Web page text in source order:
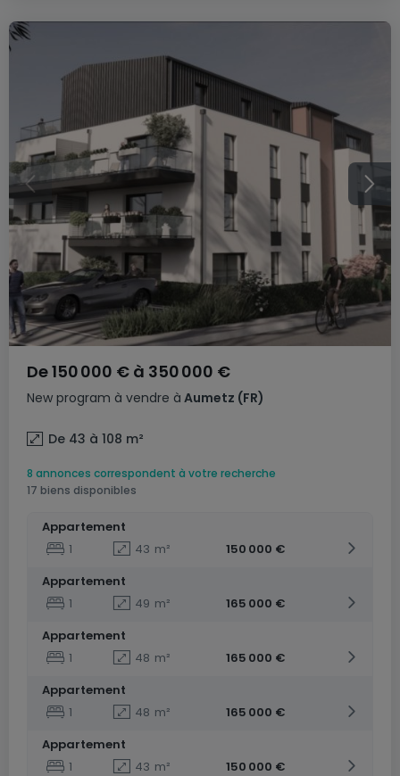
New program à vendre à Aumetz (FR)
De150 000 € à 350 000 €
De 43 à 108 m²
8 annonces correspondent à votre recherche
17 biens disponibles
Appartement
1
43 m²
150 000 €
Appartement
1
49 m²
165 000 €
Appartement
1
48 m²
165 000 €
Appartement
1
48 m²
165 000 €
Appartement
1
43 m² 150 000 €